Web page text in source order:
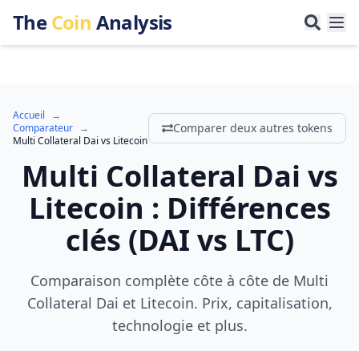
TheCoin Analysis
Accueil
→
Comparateur →
Multi Collateral Dai vs Litecoin
Comparer deux autres tokens
Multi Collateral Dai vs
Litecoin : Différences
clés (DAI vs LTC)
Comparaison complète côte à côte de Multi
Collateral Dai et Litecoin. Prix, capitalisation,
technologie et plus.